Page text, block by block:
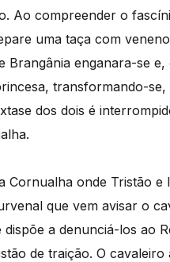
Ao compreender o
uma taça com
Brangânia enganara-se e,
transformando-se,
dos dois é
Cornualha onde Tristão e
que vem avisar o
a denunciá-los ao
de traição. O cavaleiro